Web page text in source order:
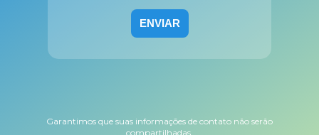
Garantimos que suas informações de contato não serão
compartilhadas.